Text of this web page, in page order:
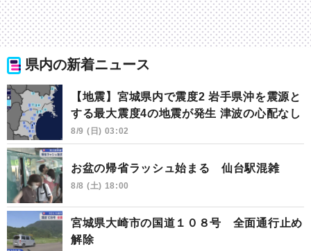
県内の新着ニュース
【地震】宮城県内で震度2 岩手県沖を震源と
する最大震度4の地震が発生 津波の心配なし
8/9 (日) 03:02
お盆の帰省ラッシュ始まる 仙台駅混雑
8/8 (土) 18:00
宮城県大崎市の国道１０８号 全面通行止め
解除